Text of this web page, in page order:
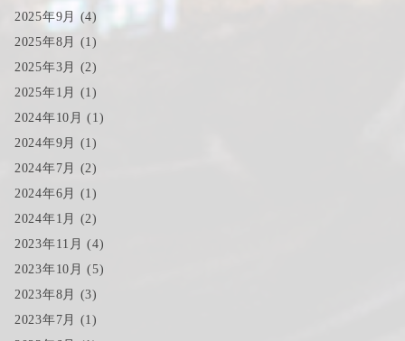
2025年9月 (4)
2025年8月 (1)
2025年3月 (2)
2025年1月 (1)
2024年10月 (1)
2024年9月 (1)
2024年7月 (2)
2024年6月 (1)
2024年1月 (2)
2023年11月 (4)
2023年10月 (5)
2023年8月 (3)
2023年7月 (1)